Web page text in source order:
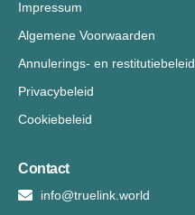
Impressum
Algemene Voorwaarden
Annulerings- en restitutiebeleid
Privacybeleid
Cookiebeleid
Contact
info@truelink.world